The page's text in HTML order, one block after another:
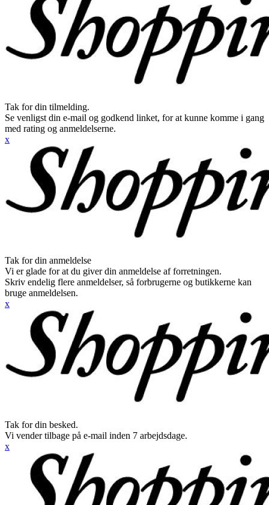
Tak for din tilmelding.
Se venligst din e-mail og godkend linket, for at kunne komme i gang
med rating og anmeldelserne.
x
Tak for din anmeldelse
Vi er glade for at du giver din anmeldelse af forretningen.
Skriv endelig flere anmeldelser, så forbrugerne og butikkerne kan
bruge anmeldelsen.
x
Tak for din besked.
Vi vender tilbage på e-mail inden 7 arbejdsdage.
x